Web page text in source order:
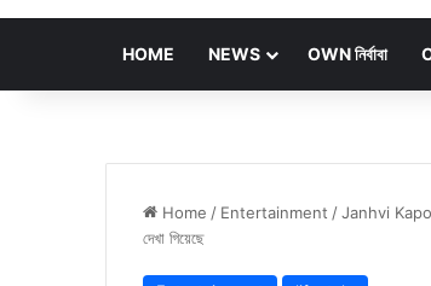
HOME NEWS OWN নির্বাবা
Home / Entertainment /Janhvi
দেখা গিয়েছে